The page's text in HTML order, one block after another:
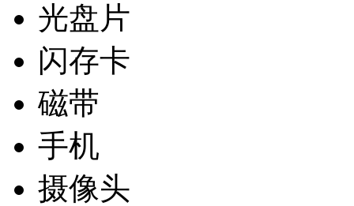
光盘片
闪存卡
磁带
手机
摄像头